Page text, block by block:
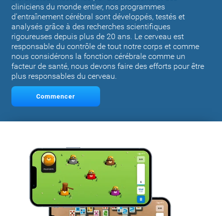
cliniciens du monde entier, nos programmes
d'entraînement cérébral sont développés, testés et
analysés grâce à des recherches scientifiques
rigoureuses depuis plus de 20 ans. Le cerveau est
responsable du contrôle de tout notre corps et comme
nous considérons la fonction cérébrale comme un
facteur de santé, nous devons faire des efforts pour être
plus responsables du cerveau.
Commencer